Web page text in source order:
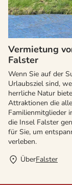
Vermietung
Falster
Wenn Sie auf der
Urlaubsziel sind,
herrliche Natur
Attraktionen die
Familienmitglieder
die Insel Falster
für Sie, um
verleben.
ÜberFalster